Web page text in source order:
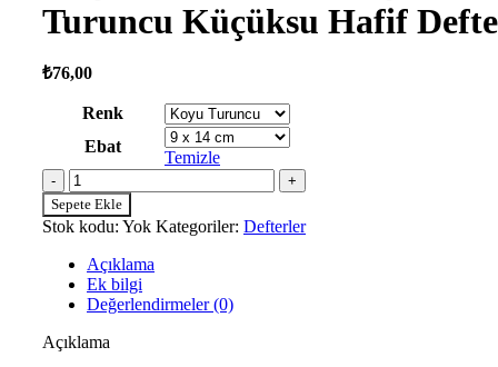
Turuncu Küçüksu Hafif
₺76,00
Renk
Ebat
Temizle
Küçüksu
9
x
14
Koyu
Turuncu
Küçüksu
Hafif
Sepete Ekle
Stok kodu: Yok Kategoriler: Defterler
Açıklama
Ek bilgi
Değerlendirmeler (0)
Açıklama